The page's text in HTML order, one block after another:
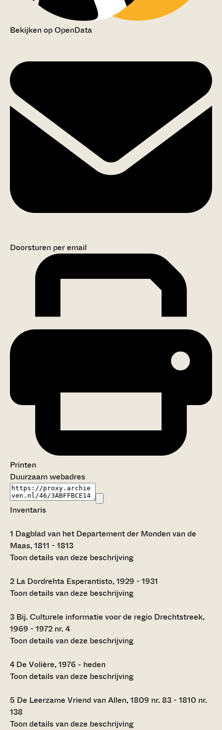
Bekijken op OpenData
Doorsturen per email
Printen
Duurzaam webadres
Inventaris
1 Dagblad van het Departement der Monden van de
Maas, 1811 - 1813
Toon details van deze beschrijving
2 La Dordrehta Esperantisto, 1929 - 1931
Toon details van deze beschrijving
3 Bij. Culturele informatie voor de regio Drechtstreek,
1969 - 1972 nr. 4
Toon details van deze beschrijving
4 De Volière, 1976 - heden
Toon details van deze beschrijving
5 De Leerzame Vriend van Allen, 1809 nr. 83 - 1810 nr.
138
Toon details van deze beschrijving